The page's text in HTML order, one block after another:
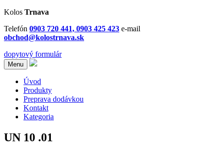
Kolos Trnava
Telefón 0903 720 441, 0903 425 423 e-mail
obchod@kolostrnava.sk
dopytový formulár
Menu
Úvod
Produkty
Preprava dodávkou
Kontakt
Kategoria
UN 10 .01